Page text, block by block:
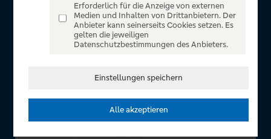
unserem einzigartigen Portal finden Sie Tickets für
atemberaubende Konzerte, Musicals und Shows, die
Fußball-Bundesliga sowie die Champions League und die
In Zusammenarbeit mit
Erforderlich für die Anzeige von externen
Medien und Inhalten von Drittanbietern. Der
Anbieter kann seinerseits Cookies setzen. Es
gelten die jeweiligen
Datenschutzbestimmungen des Anbieters.
Einstellungen speichern
Alle akzeptieren